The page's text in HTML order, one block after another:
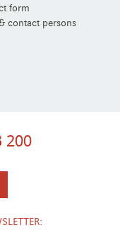
form
contact persons
200